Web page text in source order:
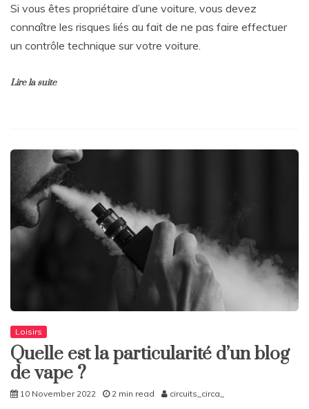
Si vous êtes propriétaire d’une voiture, vous devez
connaître les risques liés au fait de ne pas faire effectuer
un contrôle technique sur votre voiture.
Lire la suite
Loisirs
Quelle est la particularité d’un blog
de vape ?
10 November 2022 2 min read circuits_circa_